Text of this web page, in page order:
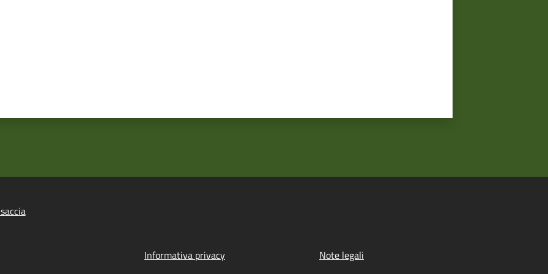
Informativa privacy
Note legali